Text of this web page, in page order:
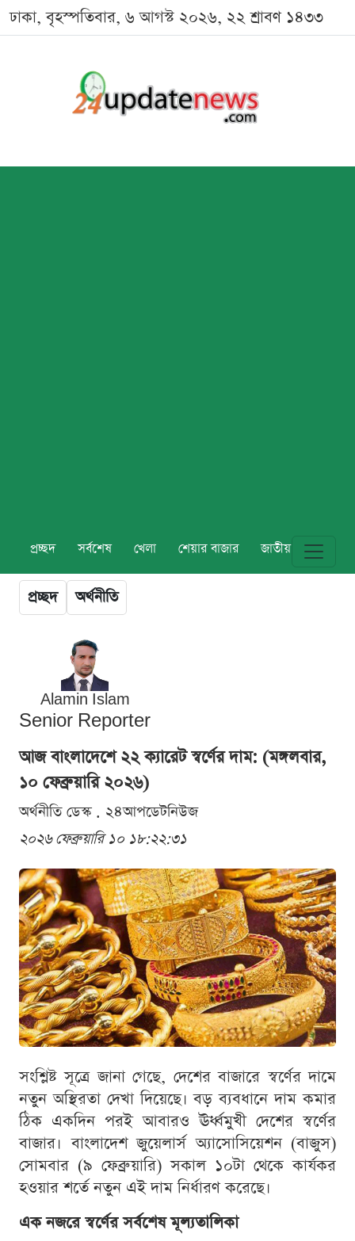
ঢাকা, বৃহস্পতিবার, ৬ আগস্ট ২০২৬, ২২ শ্রাবণ ১৪৩৩
প্রচ্ছদ সর্বশেষ খেলা শেয়ার বাজার জাতীয় বিশ্ব
প্রচ্ছদ অর্থনীতি
Alamin Islam
Senior Reporter
আজ বাংলাদেশে ২২ ক্যারেট স্বর্ণের দাম: (মঙ্গলবার,
১০ ফেব্রুয়ারি ২০২৬)
অর্থনীতি ডেস্ক . ২৪আপডেটনিউজ
২০২৬ ফেব্রুয়ারি ১০ ১৮:২২:৩১
সংশ্লিষ্ট সূত্রে জানা গেছে, দেশের বাজারে স্বর্ণের দামে
নতুন অস্থিরতা দেখা দিয়েছে। বড় ব্যবধানে দাম কমার
ঠিক একদিন পরই আবারও ঊর্ধ্বমুখী দেশের স্বর্ণের
বাজার। বাংলাদেশ জুয়েলার্স অ্যাসোসিয়েশন (বাজুস)
সোমবার (৯ ফেব্রুয়ারি) সকাল ১০টা থেকে কার্যকর
হওয়ার শর্তে নতুন এই দাম নির্ধারণ করেছে।
এক নজরে স্বর্ণের সর্বশেষ মূল্যতালিকা